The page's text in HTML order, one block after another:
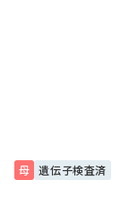
母 遺伝子検査済